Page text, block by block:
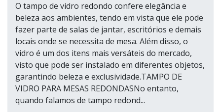
O tampo de vidro redondo confere elegância e
beleza aos ambientes, tendo em vista que ele pode
fazer parte de salas de jantar, escritórios e demais
locais onde se necessita de mesa. Além disso, o
vidro é um dos itens mais versáteis do mercado,
visto que pode ser instalado em diferentes objetos,
garantindo beleza e exclusividade.TAMPO DE
VIDRO PARA MESAS REDONDASNo entanto,
quando falamos de tampo redond...